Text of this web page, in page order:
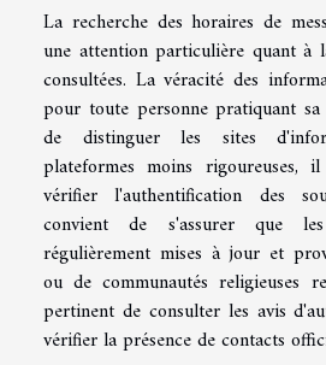
La recherche des horaires de
une attention particulière quant à
consultées. La véracité des
pour toute personne pratiquant
de distinguer les sites
plateformes moins rigoureuses,
vérifier l'authentification des
convient de s'assurer que
régulièrement mises à jour et
ou de communautés religieuses
pertinent de consulter les avis
vérifier la présence de contacts